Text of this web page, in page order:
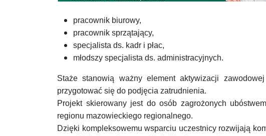
pracownik biurowy,
pracownik sprzątający,
specjalista ds. kadr i płac,
młodszy specjalista ds. administracyjnych.
Staże stanowią ważny element aktywizacji
przygotować się do podjęcia zatrudnienia.
Projekt skierowany jest do osób zagrożonych
regionu mazowieckiego regionalnego.
Dzięki kompleksowemu wsparciu uczestnicy rozwijają